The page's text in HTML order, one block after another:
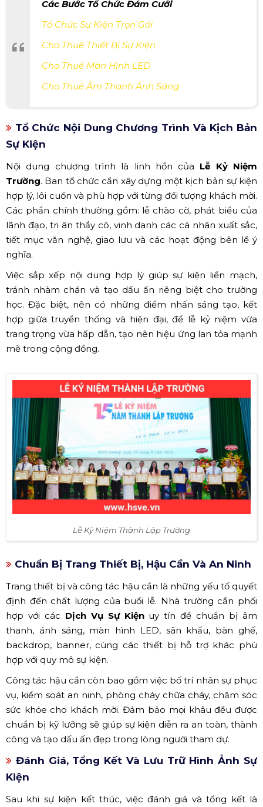
Các Bước Tổ Chức Đám Cưới
Tổ Chức Sự Kiện Trọn Gói
Cho Thuê Thiết Bị Sự Kiện
Cho Thuê Màn Hình LED
Cho Thuê Âm Thanh Ánh Sáng
Tổ Chức Nội Dung Chương Trình Và Kịch Bản
Sự Kiện
Nội dung chương trình là linh hồn của Lễ Kỷ Niệm
Trường. Ban tổ chức cần xây dựng một kịch bản sự kiện
hợp lý, lôi cuốn và phù hợp với từng đối tượng khách mời.
Các phần chính thường gồm: lễ chào cờ, phát biểu của
lãnh đạo, tri ân thầy cô, vinh danh các cá nhân xuất sắc,
tiết mục văn nghệ, giao lưu và các hoạt động bên lề ý
nghĩa.
Việc sắp xếp nội dung hợp lý giúp sự kiện liền mạch,
tránh nhàm chán và tạo dấu ấn riêng biệt cho trường
học. Đặc biệt, nên có những điểm nhấn sáng tạo, kết
hợp giữa truyền thống và hiện đại, để lễ kỷ niệm vừa
trang trọng vừa hấp dẫn, tạo nên hiệu ứng lan tỏa mạnh
mẽ trong cộng đồng.
Lễ Kỷ Niệm Thành Lập Trường
Chuẩn Bị Trang Thiết Bị, Hậu Cần Và An Ninh
Trang thiết bị và công tác hậu cần là những yếu tố quyết
định đến chất lượng của buổi lễ. Nhà trường cần phối
hợp với các Dịch Vụ Sự Kiệnuy tín để chuẩn bị âm
thanh, ánh sáng, màn hình LED, sân khấu, bàn ghế,
backdrop, banner, cùng các thiết bị hỗ trợ khác phù
hợp với quy mô sự kiện.
Công tác hậu cần còn bao gồm việc bố trí nhân sự phục
vụ, kiểm soát an ninh, phòng cháy chữa cháy, chăm sóc
sức khỏe cho khách mời. Đảm bảo mọi khâu đều được
chuẩn bị kỹ lưỡng sẽ giúp sự kiện diễn ra an toàn, thành
công và tạo dấu ấn đẹp trong lòng người tham dự.
Đánh Giá, Tổng Kết Và Lưu Trữ Hình Ảnh Sự
Kiện
Sau khi sự kiện kết thúc, việc đánh giá và tổng kết là